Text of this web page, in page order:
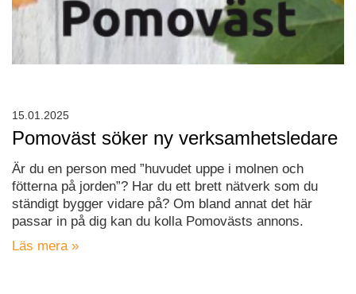
Pomoväst söker ny verksamhetsledare
Är du en person med ”huvudet uppe i molnen och
fötterna på jorden”? Har du ett brett nätverk som du
ständigt bygger vidare på? Om bland annat det här
passar in på dig kan du kolla Pomovästs annons.
Läs mera »
15.01.2025